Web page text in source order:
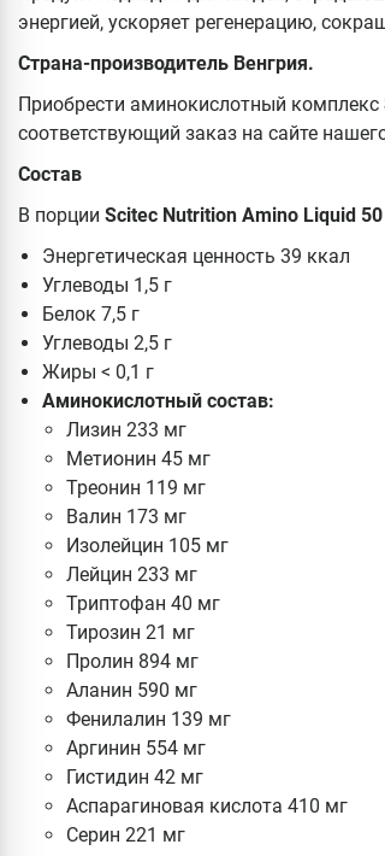
энергией, ускоряет регенерацию,
Страна-производитель Венгрия.
Приобрести аминокислотный комплекс
соответствующий заказ на сайте
Состав
В порции Scitec Nutrition Amino Liquid
Энергетическая ценность 39 ккал
Углеводы 1,5 г
Белок 7,5 г
Углеводы 2,5 г
Жиры < 0,1 г
Аминокислотный состав:
Лизин 233 мг
Метионин 45 мг
Треонин 119 мг
Валин 173 мг
Изолейцин 105 мг
Лейцин 233 мг
Триптофан 40 мг
Тирозин 21 мг
Пролин 894 мг
Аланин 590 мг
Фенилалин 139 мг
Аргинин 554 мг
Гистидин 42 мг
Аспарагиновая кислота 410 мг
Серин 221 мг